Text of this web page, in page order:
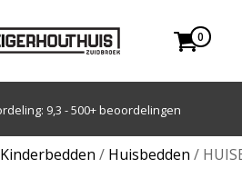
0
Achteraf betalen met Klarna
Kinderbedden / Huisbedden /